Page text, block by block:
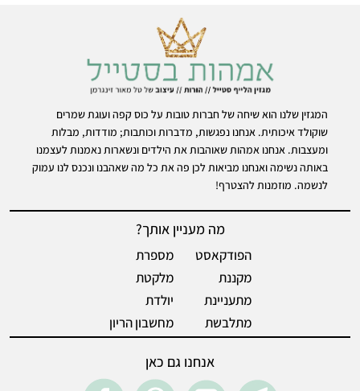
המגזין שלנו הוא שיחה של חברות טובות על כוס קפה ועוגת שמרים
שוקולד איכותית. אנחנו נפגשות, מדברות וכותבות; מודדות, מבלות
ומעצבות. אנחנו אמהות שאוהבות את הילדים ונשארות נאמנות לעצמנו
באותה נשימה ואנחנו מביאות לכן פה את כל מה שאהבנו ונכנס לנו עמוק
לנשמה. מוזמנות להצטרף!
מה מעניין אותך?
הפודקאסט
מקננת
מתעניינת
מתלבשת
מספרת
מלקטת
יולדת
מחשבון הריון
אנחנו גם כאן
Telegram
instegram
pintrest